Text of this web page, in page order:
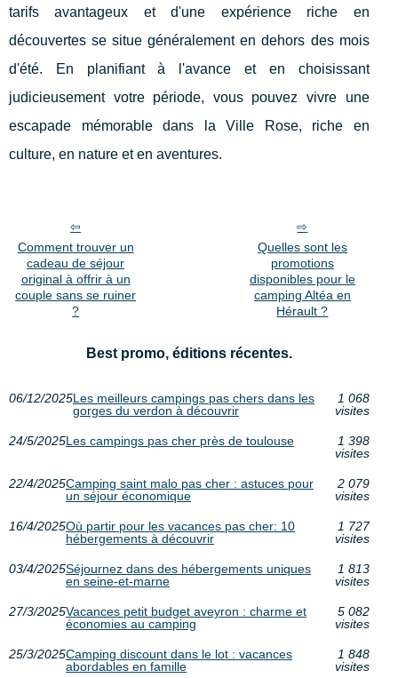
tarifs avantageux et d'une expérience riche en
découvertes se situe généralement en dehors des mois
d'été. En planifiant à l'avance et en choisissant
judicieusement votre période, vous pouvez vivre une
escapade mémorable dans la Ville Rose, riche en
culture, en nature et en aventures.
Comment trouver un
cadeau de séjour
original à offrir à un
couple sans se ruiner
?
Quelles sont les
promotions
disponibles pour le
camping Altéa en
Hérault ?
Best promo, éditions récentes.
06/12/2025Les meilleurs campings pas chers dans les
gorges du verdon à découvrir
1 068
visites
24/5/2025Les campings pas cher près de toulouse
1 398
visites
22/4/2025Camping saint malo pas cher : astuces pour
un séjour économique
2 079
visites
16/4/2025Où partir pour les vacances pas cher: 10
hébergements à découvrir
1 727
visites
03/4/2025Séjournez dans des hébergements uniques
en seine-et-marne
1 813
visites
27/3/2025Vacances petit budget aveyron : charme et
économies au camping
5 082
visites
25/3/2025Camping discount dans le lot : vacances
abordables en famille
1 848
visites